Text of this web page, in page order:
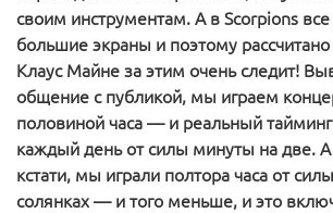
своим инструментам. А в Scorpions
большие экраны и поэтому
Клаус Майне за этим очень следит!
общение с публикой, мы играем
половиной часа — и реальный тайминг
каждый день от силы минуты на две.
кстати, мы играли полтора часа от
солянках — и того меньше, и это